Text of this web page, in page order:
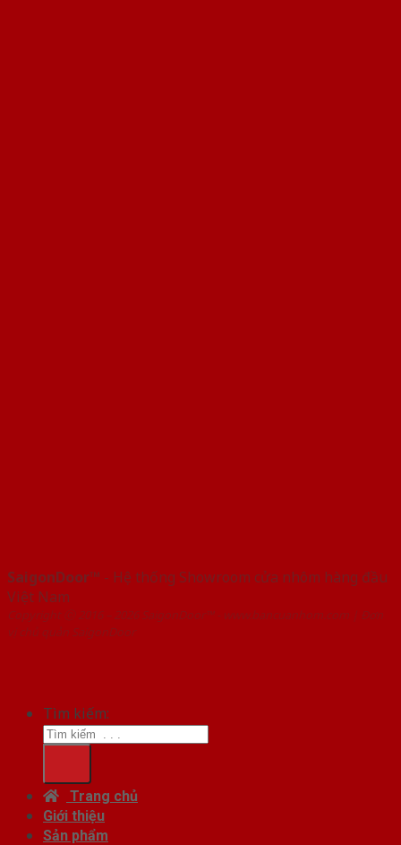
SaigonDoor™ - Hệ thống Showroom cửa nhôm hàng đầu
Việt Nam
Copyright ⓒ 2016 – 2026 SaigonDoor™ - www.bancuanhom.com | Đơn
vị chủ quản SaigonDoor
Tìm kiếm:
Trang chủ
Giới thiệu
Sản phẩm